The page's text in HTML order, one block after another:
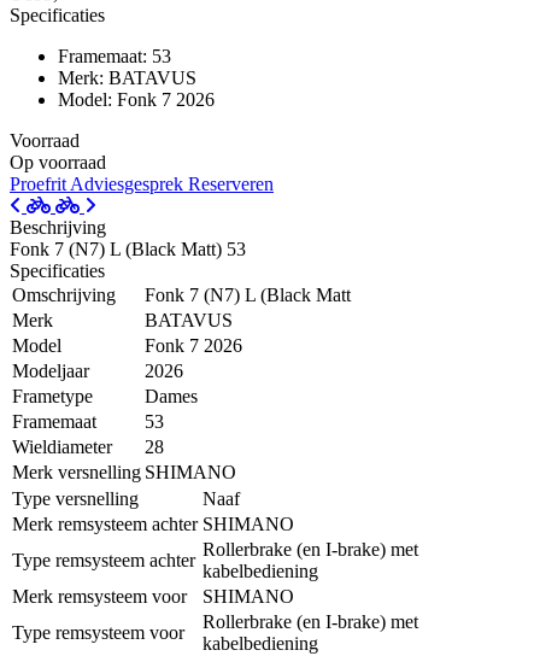
Specificaties
Framemaat: 53
Merk: BATAVUS
Model: Fonk 7 2026
Voorraad
Op voorraad
Proefrit Adviesgesprek Reserveren
Beschrijving
Fonk 7 (N7) L (Black Matt) 53
Specificaties
Omschrijving
Fonk 7 (N7) L (Black Matt
Merk
BATAVUS
Model
Fonk 7 2026
Modeljaar
2026
Frametype
Dames
Framemaat
53
Wieldiameter
28
Merk versnelling SHIMANO
Type versnelling
Naaf
Merk remsysteem achter SHIMANO
Type remsysteem achter
Rollerbrake (en I-brake) met
kabelbediening
Merk remsysteem voor
SHIMANO
Type remsysteem voor
Rollerbrake (en I-brake) met
kabelbediening